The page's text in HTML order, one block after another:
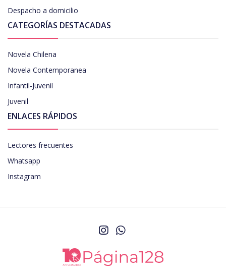
Despacho a domicilio
CATEGORÍAS DESTACADAS
Novela Chilena
Novela Contemporanea
Infantil-Juvenil
Juvenil
ENLACES RÁPIDOS
Lectores frecuentes
Whatsapp
Instagram